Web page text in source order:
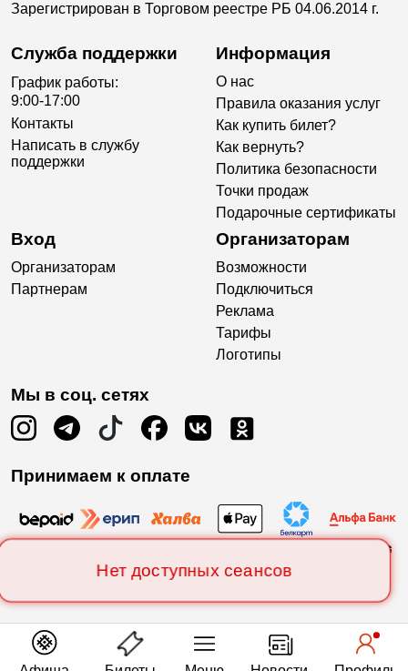
Нет доступных сеансов
Зарегистрирован в Торговом реестре РБ 04.06.2014 г.
Служба поддержки
График работы:
9:00-17:00
Контакты
Написать в службу
поддержки
Информация
О нас
Правила оказания услуг
Как купить билет?
Как вернуть?
Политика безопасности
Точки продаж
Подарочные сертификаты
Вход
Организаторам
Партнерам
Организаторам
Возможности
Подключиться
Реклама
Тарифы
Логотипы
Мы в соц. сетях
Принимаем к оплате